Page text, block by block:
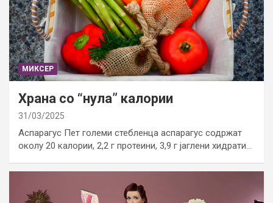
МИКСЕР
Храна со “нула” калории
31/03/2025
Аспарагус Пет големи стебленца аспарагус содржат
околу 20 калории, 2,2 г протеини, 3,9 г јаглени хидрати…